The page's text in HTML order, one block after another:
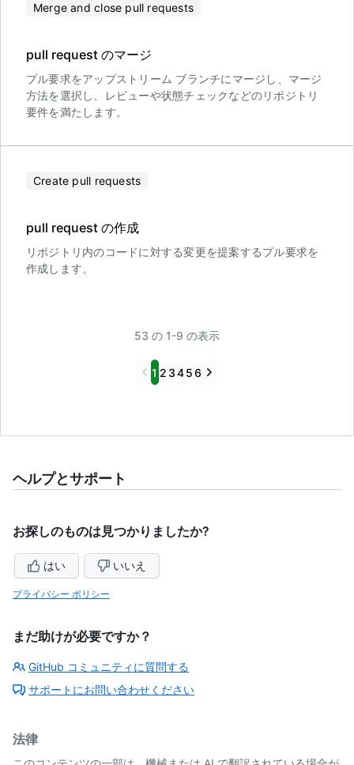
Merge and close pull requests
pull request のマージ
プル要求をアップストリーム ブランチにマージし、マージ
方法を選択し、レビューや状態チェックなどのリポジトリ
要件を満たします。
Create pull requests
pull request の作成
リポジトリ内のコードに対する変更を提案するプル要求を
作成します。
53 の 1-9 の表示
Previous
1 2 345 6 Next
ヘルプとサポート
お探しのものは見つかりましたか?
はい いいえ
プライバシー ポリシー
まだ助けが必要ですか？
GitHub コミュニティに質問する
サポートにお問い合わせください
法律